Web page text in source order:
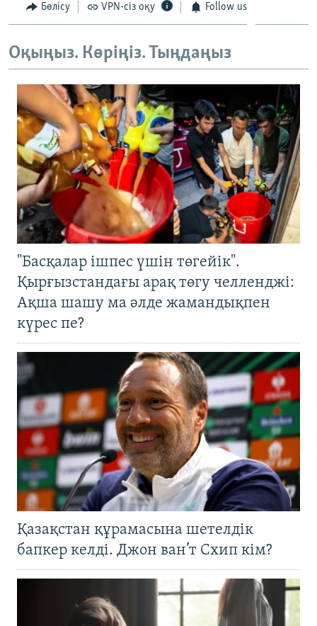
Бөлісу VPN-сіз оқу Follow us
Оқыңыз. Көріңіз. Тыңдаңыз
"Басқалар ішпес үшін төгейік".
Қырғызстандағы арақ төгу челленджі:
Ақша шашу ма әлде жамандықпен
күрес пе?
Қазақстан құрамасына шетелдік
бапкер келді. Джон ван’т Схип кім?